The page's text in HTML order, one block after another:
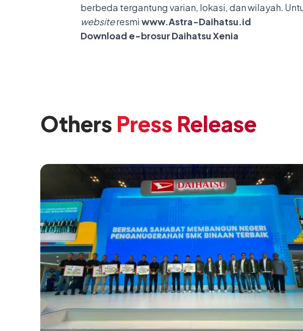
berbeda tergantung varian, lokasi, dan wilayah.
websiteresmiwww.Astra-Daihatsu.id
Download e-brosur Daihatsu Xenia
Others Press Release